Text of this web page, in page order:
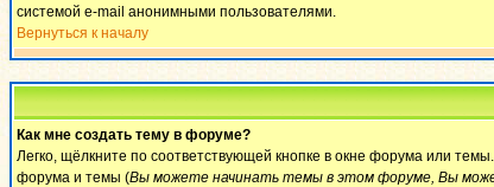
системой e-mail анонимными пользователями.
Вернуться к началу
Как мне создать тему в форуме?
Легко, щёлкните по соответствующей кнопке в окне форума или
форума и темы (Вы можете начинать темы в этом форуме, Вы